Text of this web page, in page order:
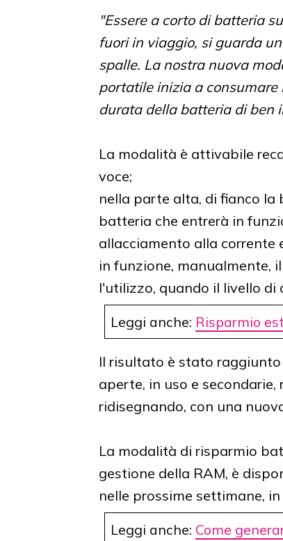
"Essere a corto di batteria
fuori in viaggio, si guarda
spalle. La nostra nuova
portatile inizia a
durata della batteria di ben
La modalità è attivabile
voce;
nella parte alta, di fianco la
batteria che entrerà in
allacciamento alla corrente
in funzione, manualmente,
l'utilizzo, quando il livello di
Leggi anche: Risparmio
Il risultato è stato
aperte, in uso e
ridisegnando, con una
La modalità di risparmio
gestione della RAM, è
nelle prossime settimane,
Leggi anche: Come